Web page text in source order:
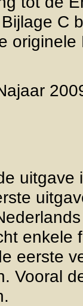
C
enkele
eerste
Vooral